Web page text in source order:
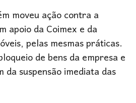
moveu ação contra a
apoio da Coimex e da
pelas mesmas práticas.
de bens da empresa e
da suspensão imediata das